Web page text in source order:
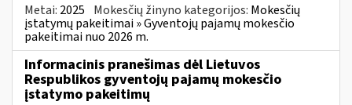
Metai: 2025 Mokesčių žinyno kategorijos: Mokesčių
įstatymų pakeitimai » Gyventojų pajamų mokesčio
pakeitimai nuo 2026 m.
Informacinis pranešimas dėl Lietuvos
Respublikos gyventojų pajamų mokesčio
įstatymo pakeitimų